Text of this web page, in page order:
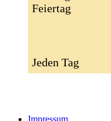
Feiertag
Jeden Tag
Impressum